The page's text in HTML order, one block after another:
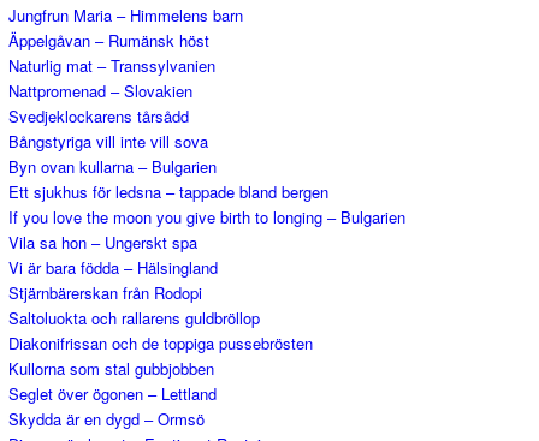
Jungfrun Maria – Himmelens barn
Äppelgåvan – Rumänsk höst
Naturlig mat – Transsylvanien
Nattpromenad – Slovakien
Svedjeklockarens tårsådd
Bångstyriga vill inte vill sova
Byn ovan kullarna – Bulgarien
Ett sjukhus för ledsna – tappade bland bergen
If you love the moon you give birth to longing – Bulgarien
Vila sa hon – Ungerskt spa
Vi är bara födda – Hälsingland
Stjärnbärerskan från Rodopi
Saltoluokta och rallarens guldbröllop
Diakonifrissan och de toppiga pussebrösten
Kullorna som stal gubbjobben
Seglet över ögonen – Lettland
Skydda är en dygd – Ormsö